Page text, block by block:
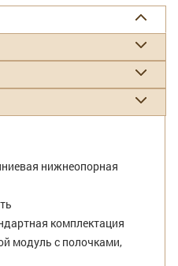
нижнеопорная
комплектация
модуль с полочками,